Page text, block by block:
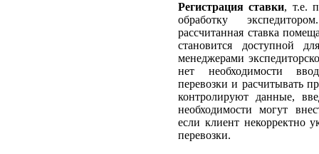
Регистрация ставки, т.е.
обработку
рассчитанная ставка
становится доступной
менеджерами
нет необходимости
перевозки и расчитывать
контролируют данные,
необходимости могут
если клиент некорректно
перевозки.